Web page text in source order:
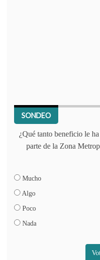
SONDEO
¿Qué tanto beneficio le
parte de la Zona
Mucho
Algo
Poco
Nada